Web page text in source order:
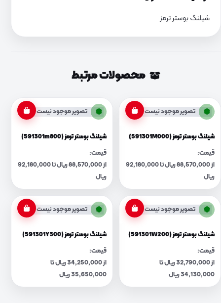
شیلنگ بوستر ترمز
محصولات مرتبط
تصویر موجود نیست
شیلنگ بوستر ترمز (591301M000)
قیمت:
از 88,570,000 ریال تا 92,180,000
ریال
تصویر موجود نیست
شیلنگ بوستر ترمز (591301m800)
قیمت:
از 88,570,000 ریال تا 92,180,000
ریال
تصویر موجود نیست
شیلنگ بوستر ترمز (591301W200)
قیمت:
از 32,790,000 ریال تا
34,130,000 ریال
تصویر موجود نیست
شیلنگ بوستر ترمز (591301Y300)
قیمت:
از 34,250,000 ریال تا
35,650,000 ریال